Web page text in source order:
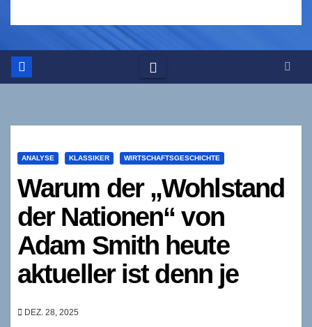
ANALYSE KLASSIKER WIRTSCHAFTSGESCHICHTE
Warum der „Wohlstand
der Nationen“ von
Adam Smith heute
aktueller ist denn je
DEZ. 28, 2025